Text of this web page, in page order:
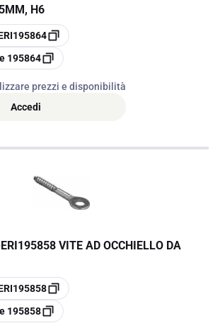
H6
195864
prezzi e disponibilità
Accedi
ERI195858 VITE AD OCCHIELLO DA
195858